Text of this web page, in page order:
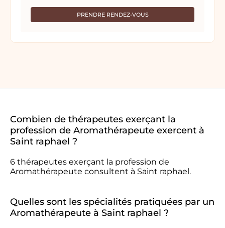
PRENDRE RENDEZ-VOUS
Combien de thérapeutes exerçant la
profession de Aromathérapeute exercent à
Saint raphael ?
6 thérapeutes exerçant la profession de
Aromathérapeute consultent à Saint raphael.
Quelles sont les spécialités pratiquées par un
Aromathérapeute à Saint raphael ?